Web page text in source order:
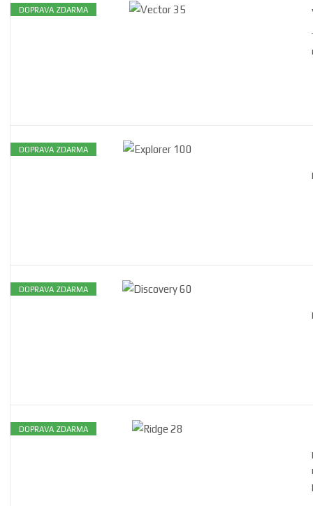
DOPRAVA ZDARMA
DOPRAVA ZDARMA
DOPRAVA ZDARMA
DOPRAVA ZDARMA